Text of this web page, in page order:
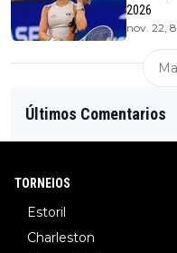
2026
nov. 22,
Últimos Comentarios
TORNEIOS
Estoril
Charleston